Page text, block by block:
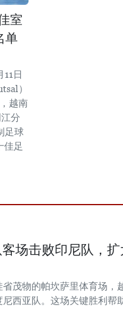
室
单
日
）
越南
分
足球
佳足
场击败印尼队，
茂物的帕坎萨里体育场，
西亚队。这场关键胜利帮